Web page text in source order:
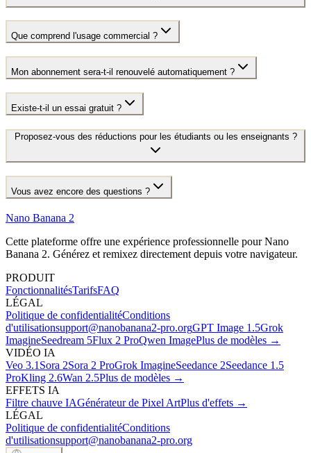
Que comprend l'usage commercial ?
Mon abonnement sera-t-il renouvelé automatiquement ?
Existe-t-il un essai gratuit ?
Proposez-vous des réductions pour les étudiants ou les enseignants ?
Vous avez encore des questions ?
Nano Banana 2
Cette plateforme offre une expérience professionnelle pour Nano
Banana 2. Générez et remixez directement depuis votre navigateur.
PRODUIT
FonctionnalitésTarifsFAQ
LÉGAL
Politique de confidentialitéConditions
d'utilisationsupport@nanobanana2-pro.orgGPT Image 1.5Grok
ImagineSeedream 5Flux 2 ProQwen ImagePlus de modèles →
VIDÉO IA
Veo 3.1 Sora 2Sora 2 ProGrok ImagineSeedance 2Seedance 1.5
ProKling 2.6Wan 2.5Plus de modèles →
EFFETS IA
Filtre chauve IAGénérateur de Pixel ArtPlus d'effets →
LÉGAL
Politique de confidentialitéConditions
d'utilisationsupport@nanobanana2-pro.org